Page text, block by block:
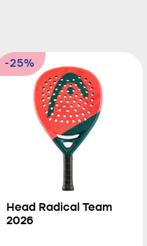
-25%
Head Radical Team
2026